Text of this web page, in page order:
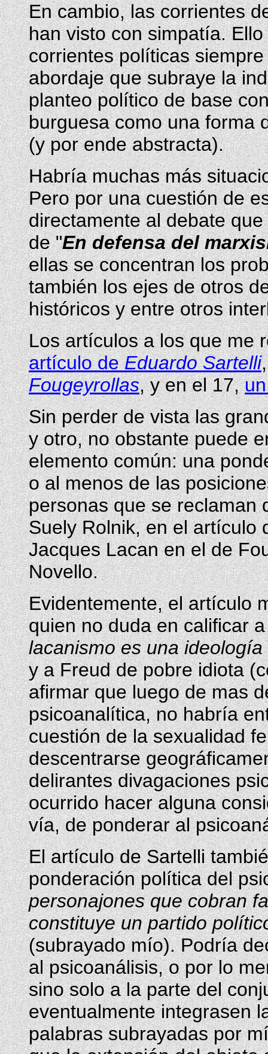
En cambio, las corrientes
han visto con simpatía.
corrientes políticas
abordaje que subraye la
planteo político de base
burguesa como una forma
(y por ende abstracta).
Habría muchas más
Pero por una cuestión de
directamente al debate
de "En defensa del
ellas se concentran los
también los ejes de otros
históricos y entre otros
Los artículos a los que me
artículo deEduardo Sartelli
Fougeyrollas, y en el 17,
Sin perder de vista las
y otro, no obstante puede
elemento común: una
o al menos de las
personas que se reclaman
Suely Rolnik, en el artículo
Jacques Lacan en el de
Novello.
Evidentemente, el artículo
quien no duda en calificar
lacanismo es una
y a Freud de pobre idiota
afirmar que luego de mas
psicoanalítica, no habría
cuestión de la sexualidad
descentrarse
delirantes divagaciones
ocurrido hacer alguna
vía, de ponderar al
El artículo de Sartelli
ponderación política del
personajones que cobran
constituye un partido
(subrayado mío). Podría
al psicoanálisis, o por lo
sino solo a la parte del
eventualmente integrasen
palabras subrayadas por